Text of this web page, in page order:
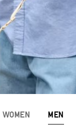
WOMEN MEN